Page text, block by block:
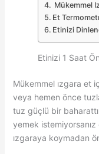
Mükemmel
Et
Etinizi
Etinizi 1 Saat
Mükemmel ızgara et
veya hemen önce
tuz güçlü bir
yemek
ızgaraya koymadan